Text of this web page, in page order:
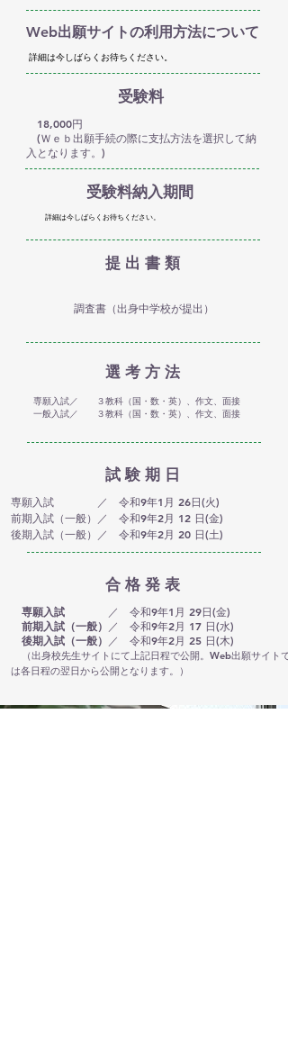
Web出願サイトの利用方法について
詳細は今しばらくお待ちください。
受験料
18,000円
(Ｗｅｂ出願手続の際に支払方法を選択して納
入となります。)
受験料納入期間
詳細は今しばらくお待ちください。
提 出 書 類
調査書（出身中学校が提出）
選 考 方 法
専願入試／ ３教科（国・数・英）、作文、面接
一般入試／ ３教科（国・数・英）、作文、面接
試 験 期 日
専願入試 ／ 令和9年1月 26日(火)
前期入試（一般）／ 令和9年2月 12 日(金)
後期入試（一般）／ 令和9年2月 20 日(土)
合 格 発 表
専願入試 ／ 令和9年1月 29日(金)
前期入試（一般）
／ 令和9年2月 17 日(水)
後期入試（一般）
／ 令和9年2月 25 日(木)
（出身校先生サイトにて上記日程で公開。Web出願サイトで
は各日程の翌日から公開となります。）